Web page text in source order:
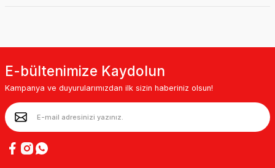
E-bültenimize Kaydolun
Kampanya ve duyurularımızdan ilk sizin haberiniz olsun!